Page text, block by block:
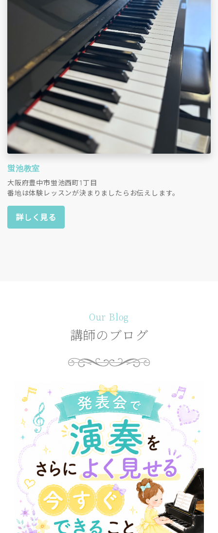
蛍池教室
大阪府豊中市蛍池西町1丁目
番地は体験レッスンが決まりましたらお伝えします。
詳しく見る
Our Blog
講師のブログ